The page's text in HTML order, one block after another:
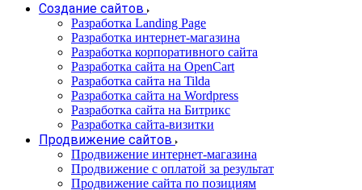
Создание сайтов
Разработка Landing Page
Разработка интернет-магазина
Разработка корпоративного сайта
Разработка сайта на OpenCart
Разработка сайта на Tilda
Разработка сайта на Wordpress
Разработка сайта на Битрикс
Разработка сайта-визитки
Продвижение сайтов
Продвижение интернет-магазина
Продвижение с оплатой за результат
Продвижение сайта по позициям